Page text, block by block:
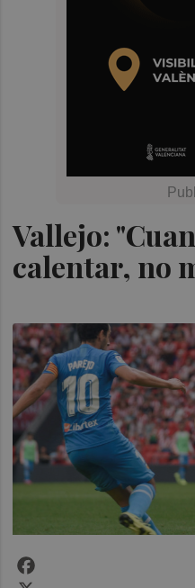
Vallejo:
calentar, no